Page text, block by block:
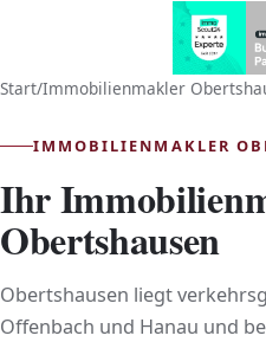
Start/Immobilienmakler
IMMOBILIENMAKLER
Ihr
Obertshausen
Obertshausen liegt
Offenbach und Hanau und